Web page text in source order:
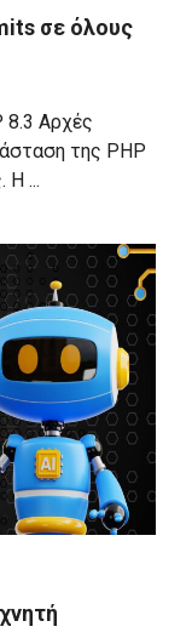
σε όλους
8.3 Αρχές
της PHP
Η ...